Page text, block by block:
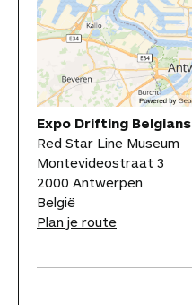
Expo Drifting Belgians
Red Star Line Museum
Montevideostraat 3
2000 Antwerpen
België
Plan je route